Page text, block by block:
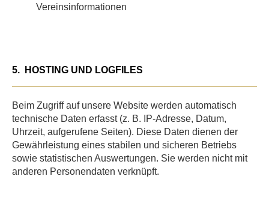
Vereinsinformationen
5. HOSTING UND LOGFILES
Beim Zugriff auf unsere Website werden automatisch
technische Daten erfasst (z. B. IP-Adresse, Datum,
Uhrzeit, aufgerufene Seiten). Diese Daten dienen der
Gewährleistung eines stabilen und sicheren Betriebs
sowie statistischen Auswertungen. Sie werden nicht mit
anderen Personendaten verknüpft.